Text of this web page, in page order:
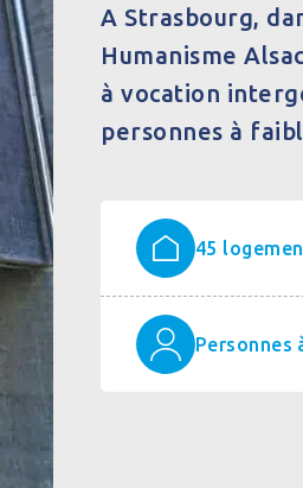
A Strasbourg,
Humanisme
à vocation
personnes à
45
Personnes